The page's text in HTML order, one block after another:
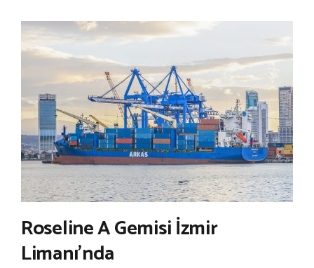
Roseline A Gemisi İzmir
Limanı’nda